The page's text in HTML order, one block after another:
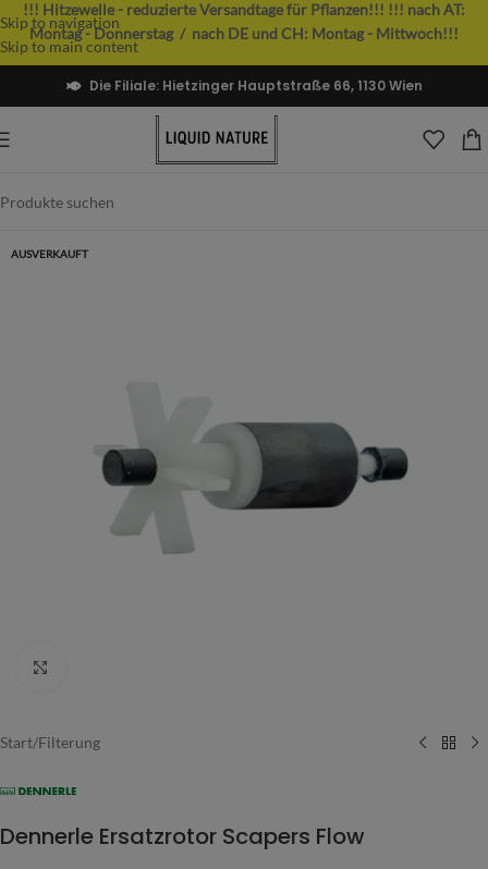
Skip to navigation
Skip to main content
!!! Hitzewelle - reduzierte Versandtage für Pflanzen!!! !!! nach AT:
Montag - Donnerstag / nach DE und CH: Montag - Mittwoch!!!
Die Filiale: Hietzinger Hauptstraße 66, 1130 Wien
AUSVERKAUFT
Start/Filterung
Dennerle Ersatzrotor Scapers Flow